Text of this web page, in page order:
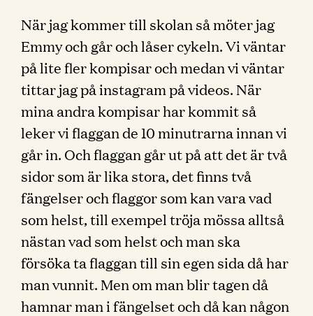
När jag kommer till skolan så möter jag
Emmy och går och låser cykeln. Vi väntar
på lite fler kompisar och medan vi väntar
tittar jag på instagram på videos. När
mina andra kompisar har kommit så
leker vi flaggan de 10 minutrarna innan vi
går in. Och flaggan går ut på att det är två
sidor som är lika stora, det finns två
fängelser och flaggor som kan vara vad
som helst, till exempel tröja mössa alltså
nästan vad som helst och man ska
försöka ta flaggan till sin egen sida då har
man vunnit. Men om man blir tagen då
hamnar man i fängelset och då kan någon